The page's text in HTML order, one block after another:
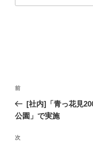
投
ナ
ゲ
過
去
の
稿
前
[社内]「青っ花見
公園」で実施
次
次